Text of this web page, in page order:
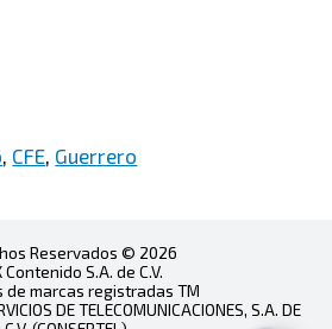
, CFE, Guerrero
Reservados © 2026
Contenido S.A. de C.V.
de marcas registradas TM
DE TELECOMUNICACIONES, S.A. DE